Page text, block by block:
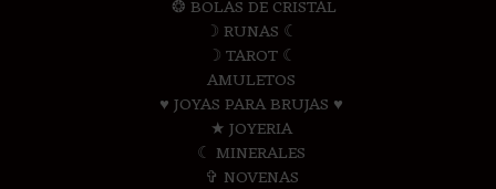
❂ BOLAS DE CRISTAL
☽ RUNAS ☾
☽ TAROT ☾
AMULETOS
♥ JOYAS PARA BRUJAS ♥
★ JOYERIA
☾ MINERALES
✞ NOVENAS